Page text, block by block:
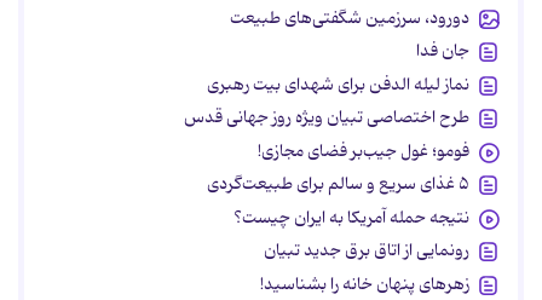
دورود، سرزمین شگفتی‌های طبیعت
جان فدا
نماز لیله الدفن برای شهدای بیت رهبری
طرح اختصاصی تبیان ویژه روز جهانی قدس
فومو؛ غول جیب‌بر فضای مجازی!
۵ غذای سریع و سالم برای طبیعت‌گردی
نتیجه حمله آمریکا به ایران چیست؟
رونمایی از اتاق برق جدید تبیان
زهرهای پنهان خانه را بشناسید!